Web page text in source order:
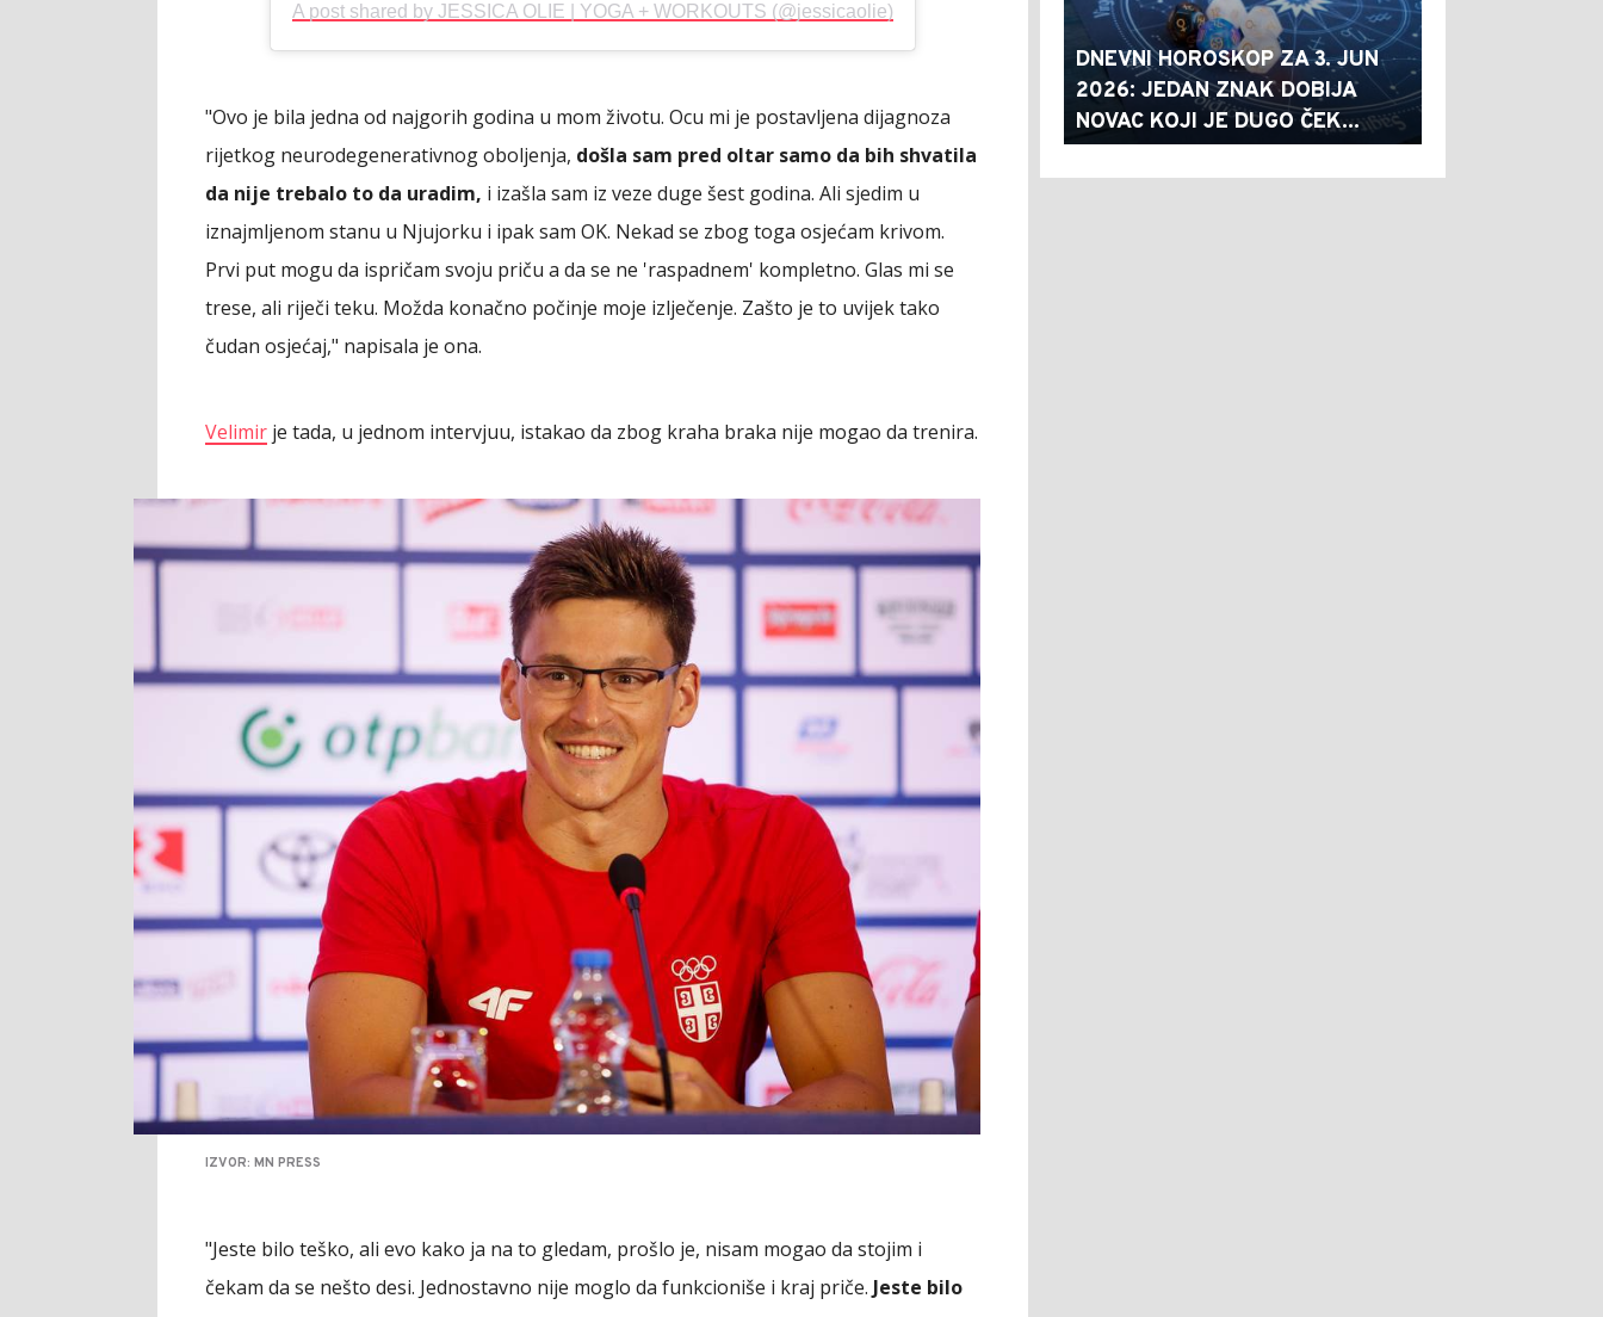
A post shared by JESSICA OLIE | YOGA + WORKOUTS (@jessicaolie)
"Ovo je bila jedna od najgorih godina u mom životu. Ocu mi je postavljena dijagnoza
rijetkog neurodegenerativnog oboljenja, došla sam pred oltar samo da bih shvatila
da nije trebalo to da uradim, i izašla sam iz veze duge šest godina. Ali sjedim u
iznajmljenom stanu u Njujorku i ipak sam OK. Nekad se zbog toga osjećam krivom.
Prvi put mogu da ispričam svoju priču a da se ne 'raspadnem' kompletno. Glas mi se
trese, ali riječi teku. Možda konačno počinje moje izlječenje. Zašto je to uvijek tako
čudan osjećaj," napisala je ona.
Velimir je tada, u jednom intervjuu, istakao da zbog kraha braka nije mogao da trenira.
IZVOR: MN PRESS
"Jeste bilo teško, ali evo kako ja na to gledam, prošlo je, nisam mogao da stojim i
čekam da se nešto desi. Jednostavno nije moglo da funkcioniše i kraj priče. Jeste bilo
DNEVNI HOROSKOP ZA 3. JUN
2026: JEDAN ZNAK DOBIJA
NOVAC KOJI JE DUGO ČEK...